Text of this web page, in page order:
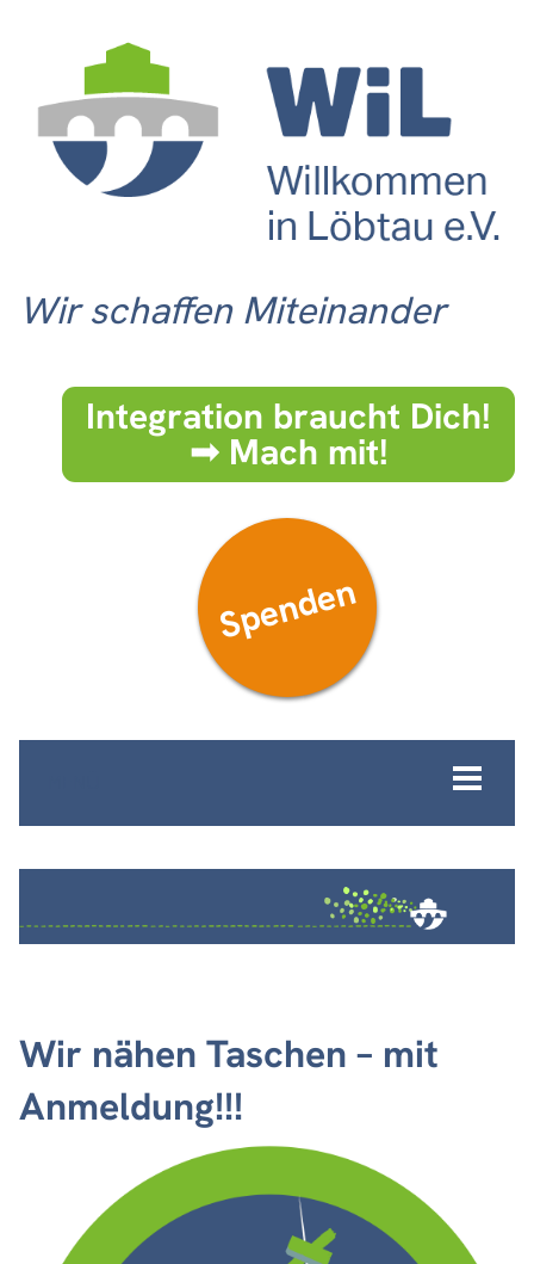
Wir schaffen Miteinander
Integration braucht Dich!
➟ Mach mit!
Spenden
Wir nähen Taschen – mit
Anmeldung!!!